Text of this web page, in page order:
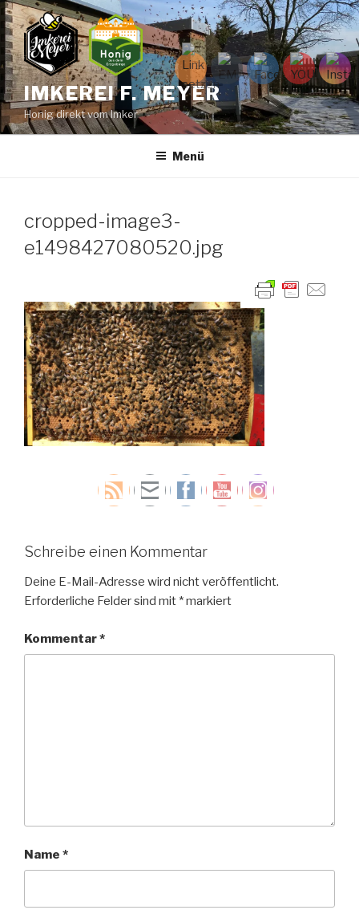
Zum
Inhalt
springen
IMKEREI F. MEYER
Honig direkt vom Imker
Menü
cropped-image3-
e1498427080520.jpg
Schreibe einen Kommentar
Deine E-Mail-Adresse wird nicht veröffentlicht.
Erforderliche Felder sind mit *markiert
Kommentar*
Name *